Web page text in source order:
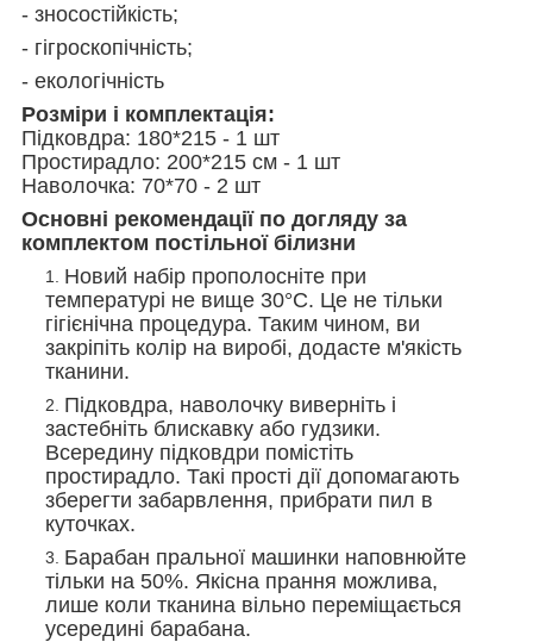
- зносостійкість;
- гігроскопічність;
- екологічність
Розміри і комплектація:
Підковдра: 180*215 - 1 шт
Простирадло: 200*215 см - 1 шт
Наволочка: 70*70 - 2 шт
Основні рекомендації по догляду за
комплектом постільної білизни
Новий набір прополосніте при
температурі не вище 30°С. Це не тільки
гігієнічна процедура. Таким чином, ви
закріпіть колір на виробі, додасте м'якість
тканини.
Підковдра, наволочку виверніть і
застебніть блискавку або гудзики.
Всередину підковдри помістіть
простирадло. Такі прості дії допомагають
зберегти забарвлення, прибрати пил в
куточках.
Барабан пральної машинки наповнюйте
тільки на 50%. Якісна прання можлива,
лише коли тканина вільно переміщається
усередині барабана.